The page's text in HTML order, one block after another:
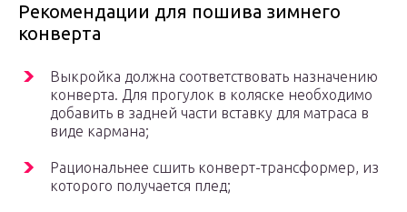
Рекомендации для пошива зимнего
конверта
Выкройка должна соответствовать назначению
конверта. Для прогулок в коляске необходимо
добавить в задней части вставку для матраса в
виде кармана;
Рациональнее сшить конверт-трансформер, из
которого получается плед;